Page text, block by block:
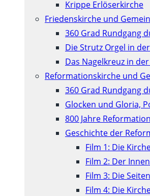
Krippe Erlöserkirche
Friedenskirche und
360 Grad Rundgang
Die Strutz Orgel in
Das Nagelkreuz in
Reformationskirche und
360 Grad Rundgang
Glocken und Gloria,
800 Jahre
Geschichte der
Film 1: Die
Film 2: Der
Film 3: Die
Film 4: Die